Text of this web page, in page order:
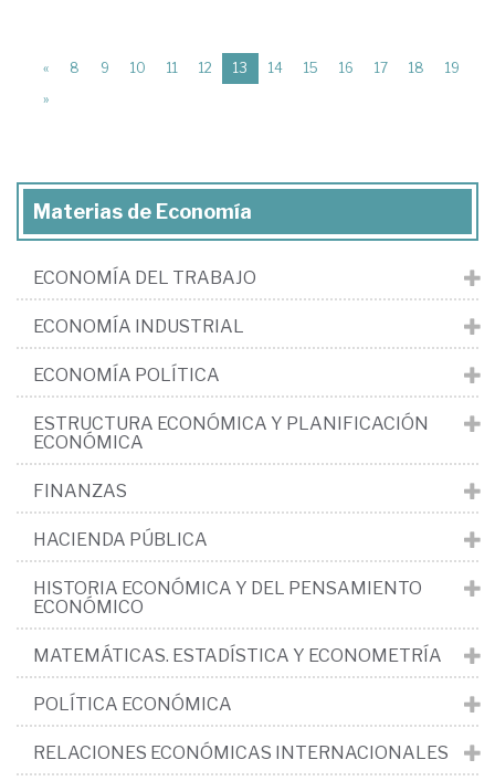
« 8 9 10 11 12 13 (current)
14 15 16 17 18
19
»
Materias de Economía
ECONOMÍA DEL TRABAJO
ECONOMÍA INDUSTRIAL
ECONOMÍA POLÍTICA
ESTRUCTURA ECONÓMICA Y PLANIFICACIÓN
ECONÓMICA
FINANZAS
HACIENDA PÚBLICA
HISTORIA ECONÓMICA Y DEL PENSAMIENTO
ECONÓMICO
MATEMÁTICAS. ESTADÍSTICA Y ECONOMETRÍA
POLÍTICA ECONÓMICA
RELACIONES ECONÓMICAS INTERNACIONALES